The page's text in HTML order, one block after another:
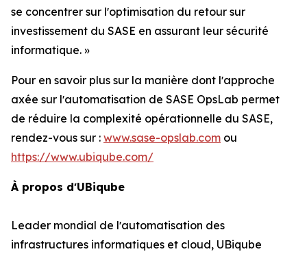
se concentrer sur lʼoptimisation du retour sur
investissement du SASE en assurant leur sécurité
informatique. »
Pour en savoir plus sur la manière dont lʼapproche
axée sur lʼautomatisation de SASE OpsLab permet
de réduire la complexité opérationnelle du SASE,
rendez-vous sur : www.sase-opslab.com ou
https://www.ubiqube.com/
À propos dʼUBiqube
Leader mondial de lʼautomatisation des
infrastructures informatiques et cloud, UBiqube